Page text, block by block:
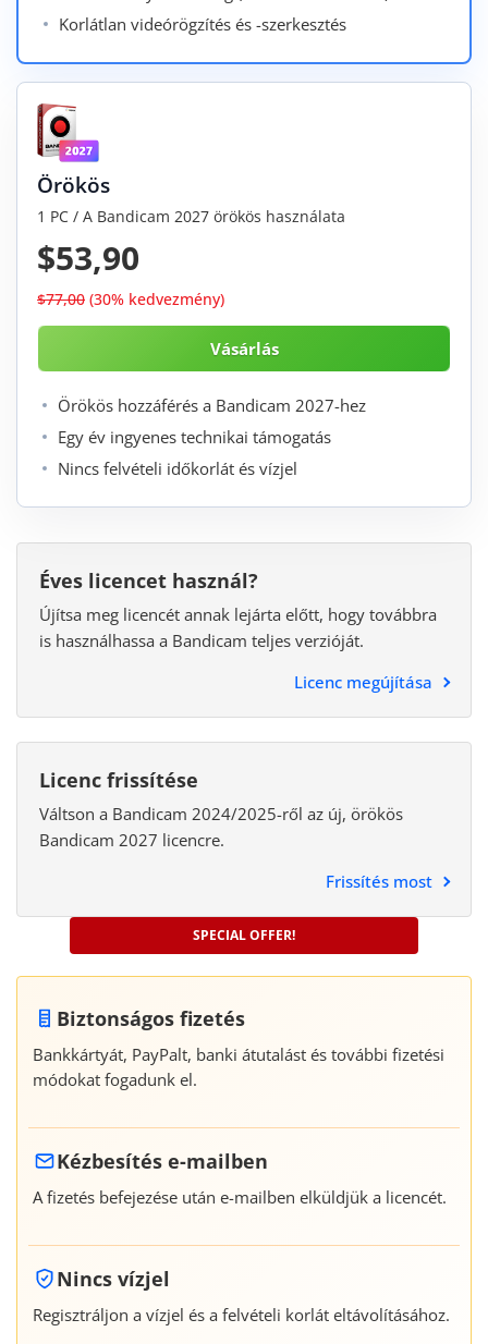
Korlátlan videórögzítés és -szerkesztés
Örökös
1 PC / A Bandicam 2027 örökös használata
$53,90
$77,00 (30% kedvezmény)
Örökös hozzáférés a Bandicam 2027-hez
Egy év ingyenes technikai támogatás
Nincs felvételi időkorlát és vízjel
Éves licencet használ?
Újítsa meg licencét annak lejárta előtt, hogy továbbra
is használhassa a Bandicam teljes verzióját.
Licenc megújítása
Licenc frissítése
Váltson a Bandicam 2024/2025-ről az új, örökös
Bandicam 2027 licencre.
Frissítés most
SPECIAL OFFER!
Biztonságos fizetés
Bankkártyát, PayPalt, banki átutalást és további fizetési
módokat fogadunk el.
Kézbesítés e-mailben
A fizetés befejezése után e-mailben elküldjük a licencét.
Nincs vízjel
Regisztráljon a vízjel és a felvételi korlát eltávolításához.